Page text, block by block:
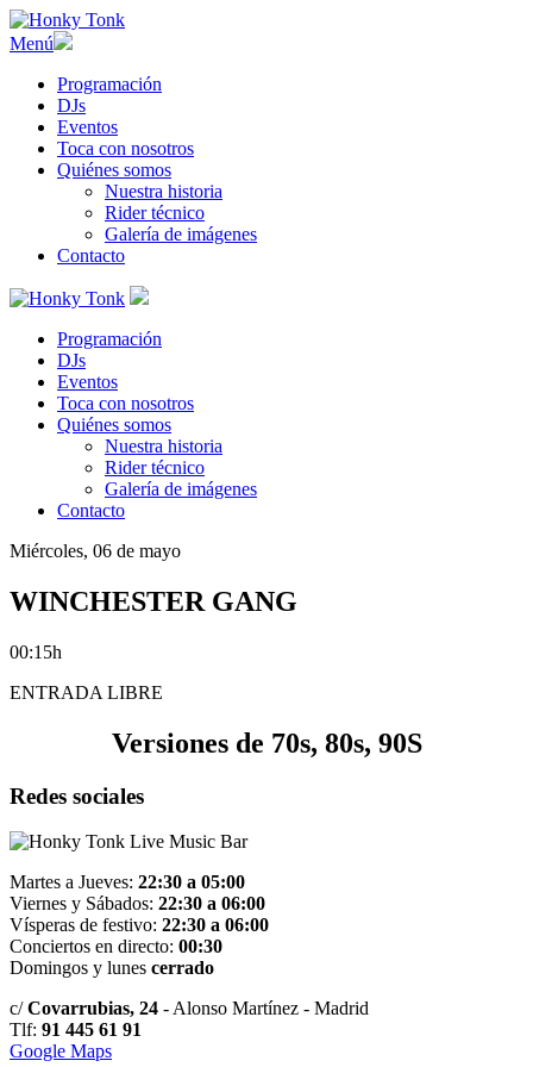
Menú
Programación
DJs
Eventos
Toca con nosotros
Quiénes somos
Nuestra historia
Rider técnico
Galería de imágenes
Contacto
Programación
DJs
Eventos
Toca con nosotros
Quiénes somos
Nuestra historia
Rider técnico
Galería de imágenes
Contacto
Miércoles, 06 de mayo
WINCHESTER GANG
00:15h
ENTRADA LIBRE
Versiones de 70s, 80s, 90S
Redes sociales
Live Music Bar
Martes a Jueves: 22:30 a 05:00
Viernes y Sábados: 22:30 a 06:00
Vísperas de festivo: 22:30 a 06:00
Conciertos en directo: 00:30
Domingos y lunes cerrado
c/Covarrubias, 24 - Alonso Martí­nez - Madrid
Tlf: 91 445 61 91
Google Maps